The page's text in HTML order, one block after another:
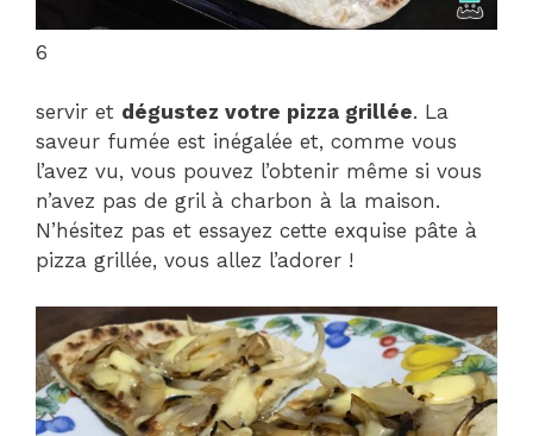
6
servir et dégustez votre pizza grillée. La
saveur fumée est inégalée et, comme vous
l’avez vu, vous pouvez l’obtenir même si vous
n’avez pas de gril à charbon à la maison.
N’hésitez pas et essayez cette exquise pâte à
pizza grillée, vous allez l’adorer !